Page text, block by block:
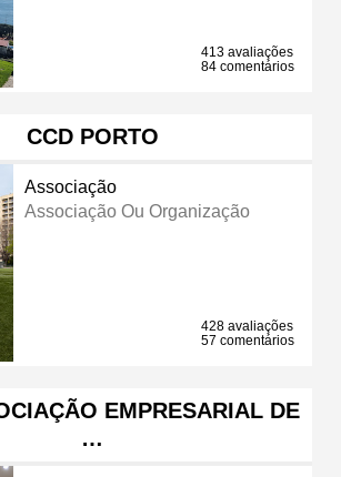
413 avaliações
84 comentários
CCD PORTO
Associação
Associação Ou Organização
428 avaliações
57 comentários
EMPRESARIAL DE
…